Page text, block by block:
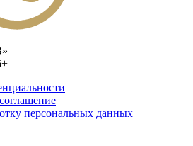
персональных данных